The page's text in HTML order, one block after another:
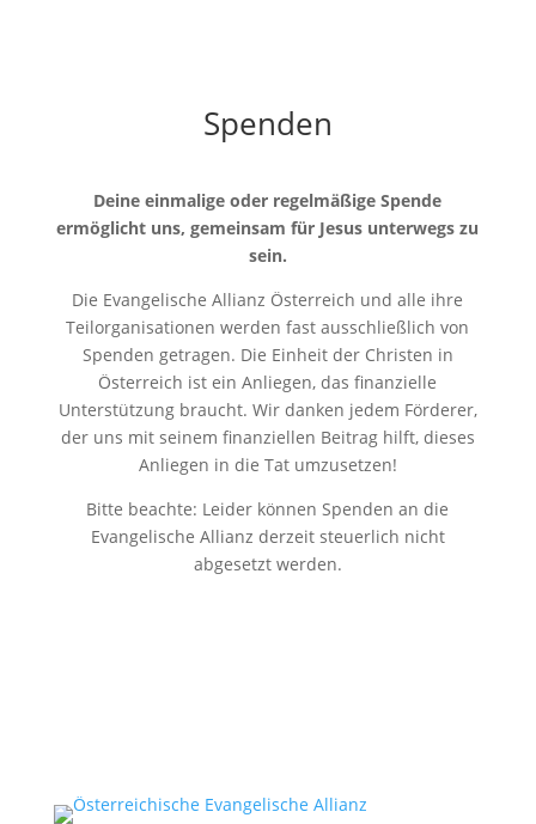
Spenden
Deine einmalige oder regelmäßige Spende
ermöglicht uns, gemeinsam für Jesus unterwegs zu
sein.
Die Evangelische Allianz Österreich und alle ihre
Teilorganisationen werden fast ausschließlich von
Spenden getragen. Die Einheit der Christen in
Österreich ist ein Anliegen, das finanzielle
Unterstützung braucht. Wir danken jedem Förderer,
der uns mit seinem finanziellen Beitrag hilft, dieses
Anliegen in die Tat umzusetzen!
Bitte beachte: Leider können Spenden an die
Evangelische Allianz derzeit steuerlich nicht
abgesetzt werden.